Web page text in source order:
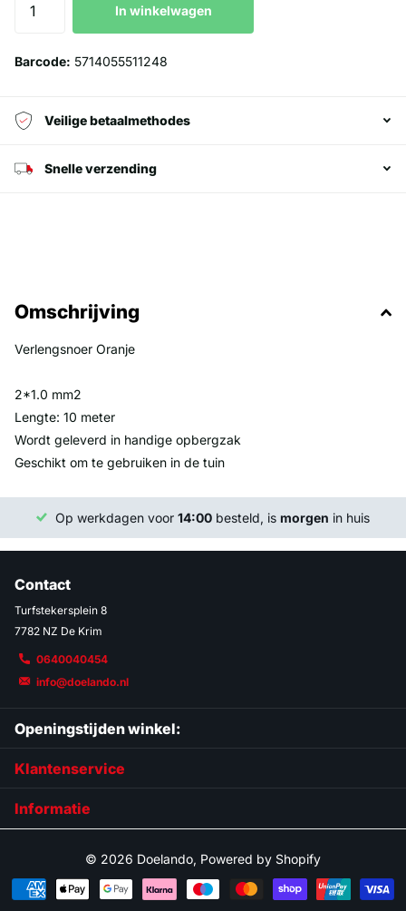
In winkelwagen
Barcode: 5714055511248
Veilige betaalmethodes
Snelle verzending
Omschrijving
Verlengsnoer Oranje
2*1.0 mm2
Lengte: 10 meter
Wordt geleverd in handige opbergzak
Geschikt om te gebruiken in de tuin
Op werkdagen voor 14:00 besteld, is morgen in huis
Contact
Turfstekersplein 8
7782 NZ De Krim
0640040454
info@doelando.nl
Openingstijden winkel:
Klantenservice
Informatie
© 2026 Doelando, Powered by Shopify